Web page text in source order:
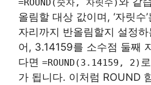
올림할 대상 값이며, ‘자릿수
자리까지 반올림할지 설정
어, 3.14159를 소수점 둘째
다면 =ROUND(3.14159, 2)
가 됩니다. 이처럼 ROUND